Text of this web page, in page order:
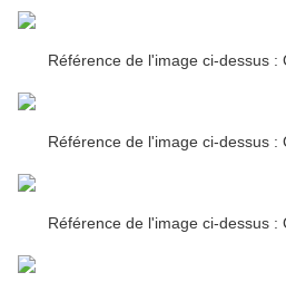
Référence de l'image ci-dessus
Référence de l'image ci-dessus
Référence de l'image ci-dessus